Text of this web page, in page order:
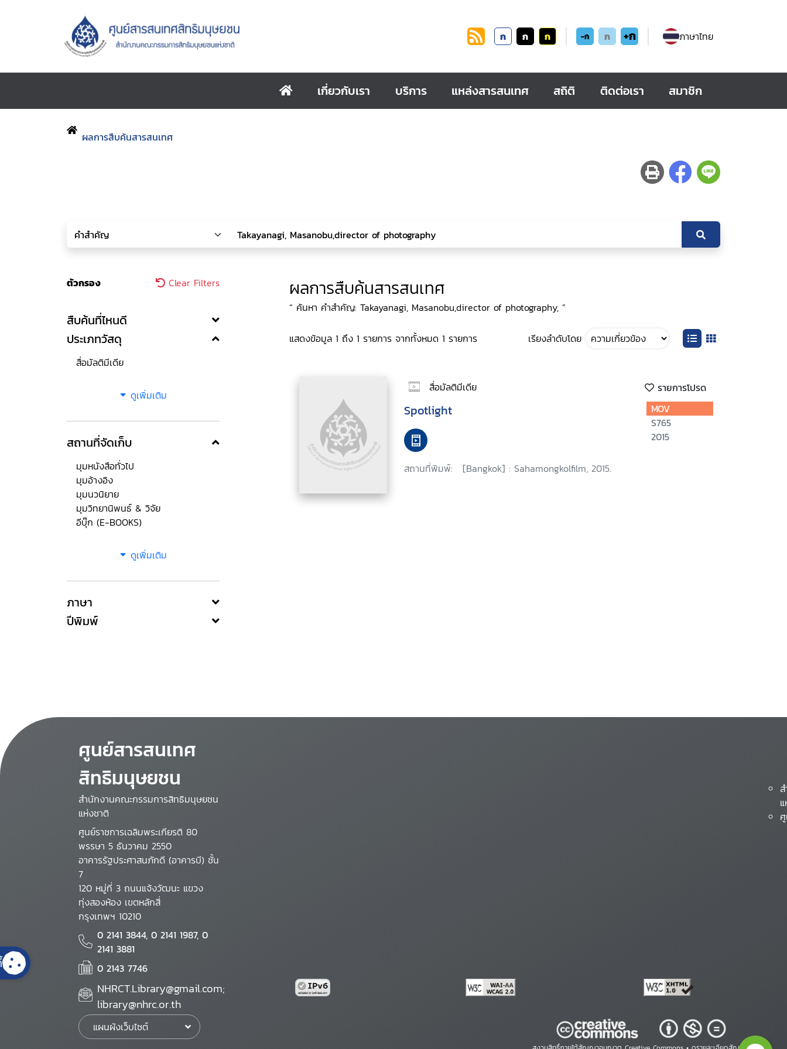
ก ก ก -ก ก +ก ภาษาไทย
เกี่ยวกับเรา บริการ แหล่งสารสนเทศ สถิติ ติดต่อเรา สมาชิก
ผลการสืบค้นสารสนเทศ
ตัวกรอง Clear Filters
สืบค้นที่ไหนดี
ประเภทวัสดุ
สื่อมัลติมีเดีย
ดูเพิ่มเติม
สถานที่จัดเก็บ
มุมหนังสือทั่วไป
มุมอ้างอิง
มุมนวนิยาย
มุมวิทยานิพนธ์ & วิจัย
อีบุ๊ก (E-BOOKS)
ดูเพิ่มเติม
ภาษา
ปีพิมพ์
ผลการสืบค้นสารสนเทศ
“ ค้นหา คำสำคัญ: Takayanagi, Masanobu,director of photography, ”
แสดงข้อมูล 1 ถึง 1 รายการ จากทั้งหมด 1 รายการ เรียงลำดับโดย
สื่อมัลติมีเดีย รายการโปรด
Spotlight
สถานที่พิมพ์: [Bangkok] : Sahamongkolfilm, 2015.
MOV
S765
2015
ศูนย์สารสนเทศ
สิทธิมนุษยชน
สำนักงานคณะกรรมการสิทธิมนุษยชน
แห่งชาติ
ศูนย์ราชการเฉลิมพระเกียรติ 80
พรรษา 5 ธันวาคม 2550
อาคารรัฐประศาสนภักดี (อาคารบี) ชั้น
7
120 หมู่ที่ 3 ถนนแจ้งวัฒนะ แขวง
ทุ่งสองห้อง เขตหลักสี่
กรุงเทพฯ 10210
0 2141 3844, 0 2141 1987, 0
2141 3881
0 2143 7746
NHRCT.Library@gmail.com;
library@nhrc.or.th
แผนผังเว็บไซต์